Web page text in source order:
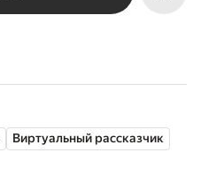
Виртуальный рассказчик